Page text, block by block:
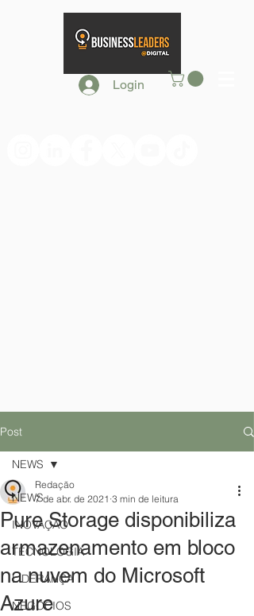
Login
Post
NEWS
INOVAÇÃO
TECNOLOGIA
LIDERANÇA
NEGÓCIOS
NEWS
Pure Storage disponibiliza
armazenamento em bloco
na nuvem do Microsoft
Azure
Redação
7 de abr. de 2021 3 min de leitura